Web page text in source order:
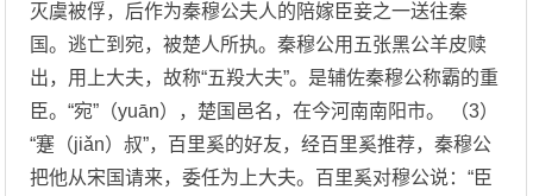
灭虞被俘，后作为秦穆公夫人的陪嫁臣妾之一送往秦
国。逃亡到宛，被楚人所执。秦穆公用五张黑公羊皮赎
出，用上大夫，故称“五羖大夫”。是辅佐秦穆公称霸的重
臣。“宛”（yuān），楚国邑名，在今河南南阳市。 （3）
“蹇（jiǎn）叔”，百里奚的好友，经百里奚推荐，秦穆公
把他从宋国请来，委任为上大夫。百里奚对穆公说：“臣